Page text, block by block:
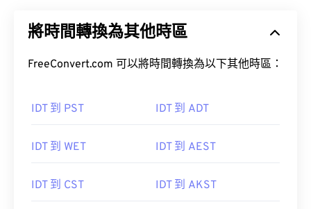
將時間轉換為其他時區
FreeConvert.com 可以將時間轉換為以下其他時區：
IDT 到 PST IDT 到 ADT
IDT 到 WET IDT 到 AEST
IDT 到 CST IDT 到 AKST